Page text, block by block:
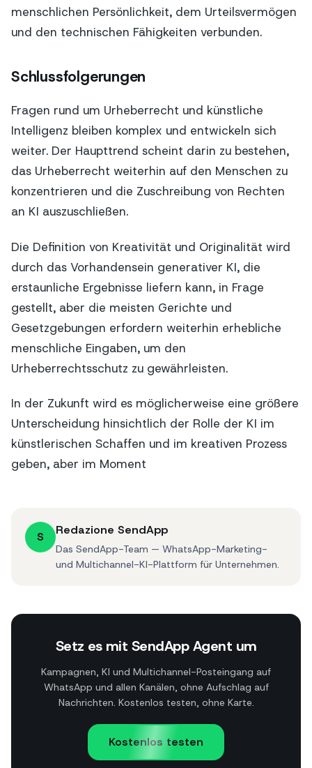
menschlichen Persönlichkeit, dem Urteilsvermögen
und den technischen Fähigkeiten verbunden.
Schlussfolgerungen
Fragen rund um Urheberrecht und künstliche
Intelligenz bleiben komplex und entwickeln sich
weiter. Der Haupttrend scheint darin zu bestehen,
das Urheberrecht weiterhin auf den Menschen zu
konzentrieren und die Zuschreibung von Rechten
an KI auszuschließen.
Die Definition von Kreativität und Originalität wird
durch das Vorhandensein generativer KI, die
erstaunliche Ergebnisse liefern kann, in Frage
gestellt, aber die meisten Gerichte und
Gesetzgebungen erfordern weiterhin erhebliche
menschliche Eingaben, um den
Urheberrechtsschutz zu gewährleisten.
In der Zukunft wird es möglicherweise eine größere
Unterscheidung hinsichtlich der Rolle der KI im
künstlerischen Schaffen und im kreativen Prozess
geben, aber im Moment
S Redazione SendApp
Das SendApp-Team — WhatsApp-Marketing-
und Multichannel-KI-Plattform für Unternehmen.
Setz es mit SendApp Agent um
Kampagnen, KI und Multichannel-Posteingang auf
WhatsApp und allen Kanälen, ohne Aufschlag auf
Nachrichten. Kostenlos testen, ohne Karte.
Kostenlos testen